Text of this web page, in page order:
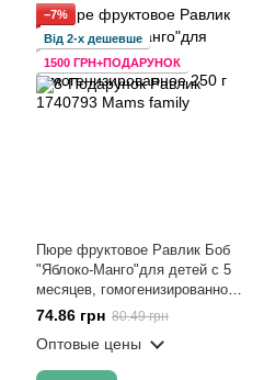
−7%
Від 2-х дешевше
1500 ГРН+ПОДАРУНОК
Пюре фруктовое Равлик Боб
"Яблоко-Манго"для детей с 5
месяцев, гомогенизированное
250 г
74.86 грн 80.49 грн
Оптовые цены